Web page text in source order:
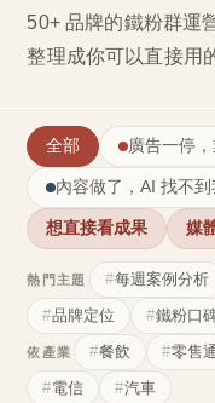
50+ 品牌的鐵粉群運
整理成你可以直接用
全部 廣告一停
內容做了，AI 找不到
想直接看成果 媒
熱門主題 每週案例分析
品牌定位
鐵粉口
依產業 餐飲 零售
電信
汽車